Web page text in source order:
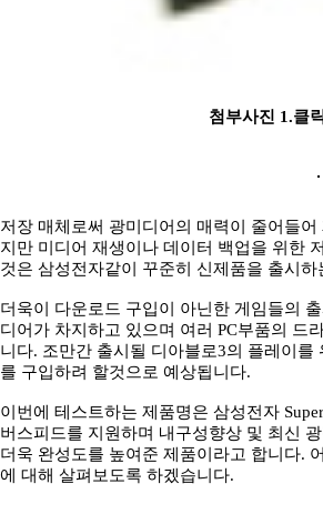
첨부사진 1.클
저장 매체로써 광미디어의 매력이 줄어들
지만 미디어 재생이나 데이터 백업을 위한
것은 삼성전자같이 꾸준히 신제품을 출시
더욱이 다운로드 구입이 아닌한 게임들의
디어가 차지하고 있으며 여러 PC부품의 드
니다. 조만간 출시될 디아블로3의 플레이
를 구입하려 할것으로 예상됩니다.
이번에 테스트하는 제품명은 삼성전자
버스피드를 지원하며 내구성향상 및 최신
더욱 완성도를 높여준 제품이라고 합니다.
에 대해 살펴보도록 하겠습니다.